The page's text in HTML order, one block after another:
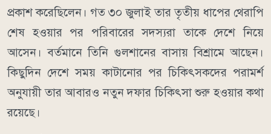
প্রকাশ করেছিলেন। গত ৩০ জুলাই তার তৃতীয় ধাপের থেরাপি
শেষ হওয়ার পর পরিবারের সদস্যরা তাকে দেশে নিয়ে
আসেন। বর্তমানে তিনি গুলশানের বাসায় বিশ্রামে আছেন।
কিছুদিন দেশে সময় কাটানোর পর চিকিৎসকদের পরামর্শ
অনুযায়ী তার আবারও নতুন দফার চিকিৎসা শুরু হওয়ার কথা
রয়েছে।